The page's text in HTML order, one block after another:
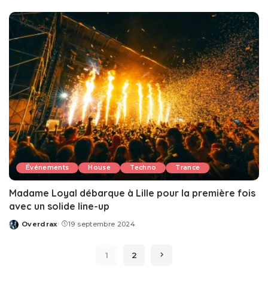
Événements House Techno Trance
Madame Loyal débarque à Lille pour la première fois
avec un solide line-up
Posted
Overdrax 19 septembre 2024
1 2